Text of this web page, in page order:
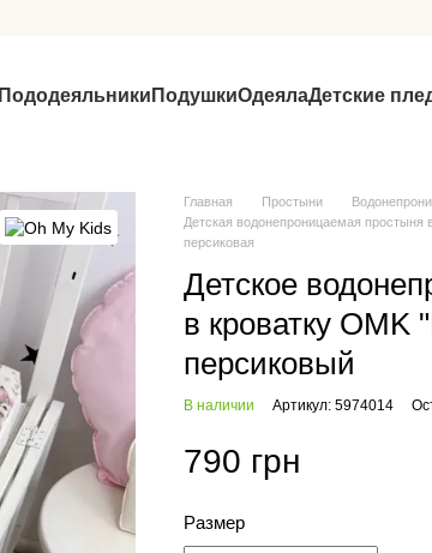
Пододеяльники ПодушкиОдеялаДетские
Главная Простыни
Детская водонепроницаемая простыня
персиковая
Детское
в кроватку OMK
персиковый
В наличии Артикул: 5974014
790 грн
Размер